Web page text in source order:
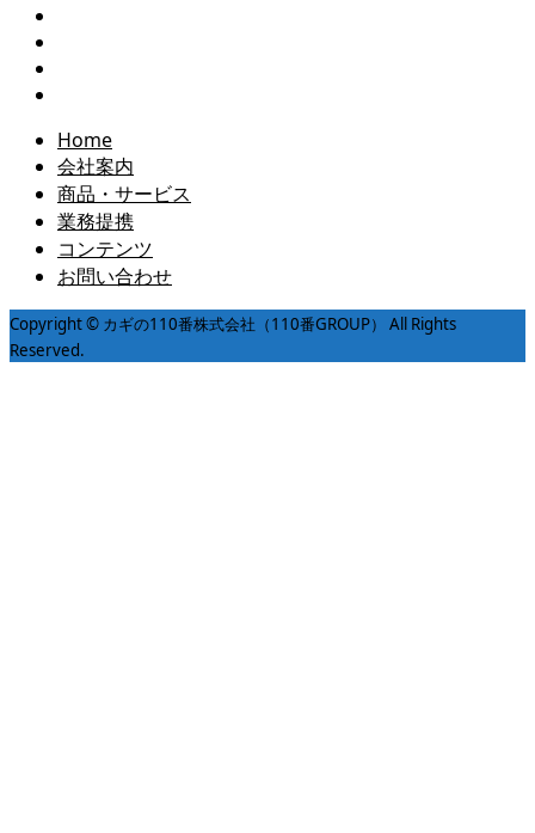
Home
会社案内
商品・サービス
業務提携
コンテンツ
お問い合わせ
Copyright © カギの110番株式会社（110番GROUP） All Rights
Reserved.